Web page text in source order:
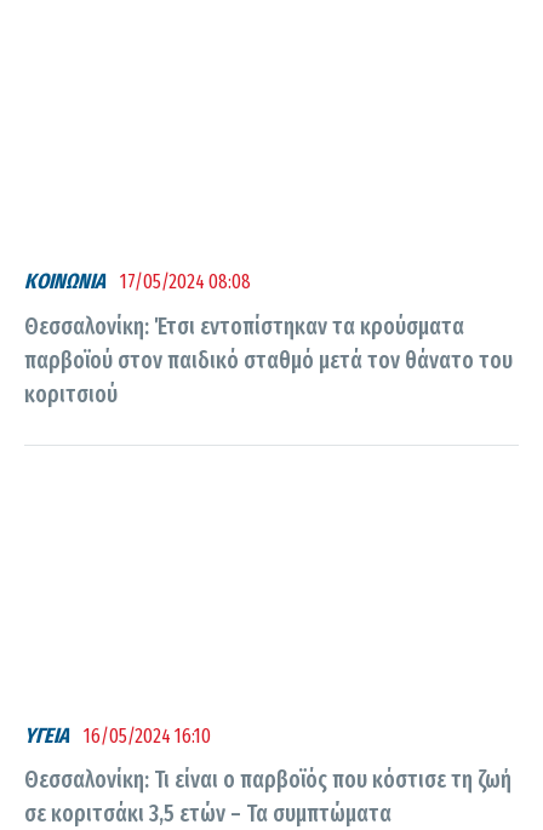
ΚΟΙΝΩΝΙΑ 17/05/2024 08:08
Θεσσαλονίκη: Έτσι εντοπίστηκαν τα κρούσματα
παρβοϊού στον παιδικό σταθμό μετά τον θάνατο του
κοριτσιού
ΥΓΕΙΑ 16/05/2024 16:10
Θεσσαλονίκη: Τι είναι ο παρβοϊός που κόστισε τη ζωή
σε κοριτσάκι 3,5 ετών – Τα συμπτώματα